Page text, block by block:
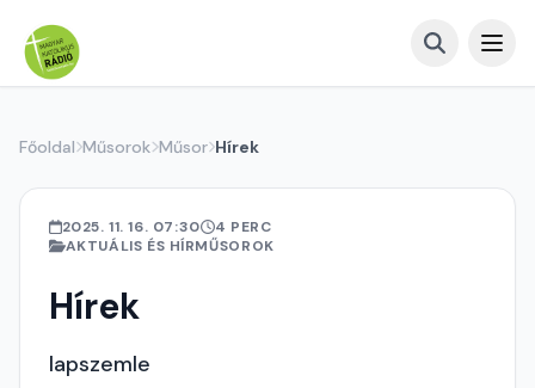
Főoldal Műsorok Műsor Hírek
2025. 11. 16. 07:30
4 PERC
AKTUÁLIS ÉS HÍRMŰSOROK
Hírek
lapszemle